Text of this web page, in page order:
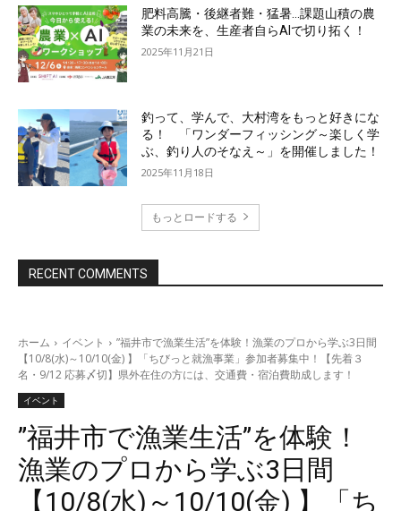
肥料高騰・後継者難・猛暑…課題山積の農
業の未来を、生産者自らAIで切り拓く！
2025年11月21日
釣って、学んで、大村湾をもっと好きにな
る！ 「ワンダーフィッシング～楽しく学
ぶ、釣り人のそなえ～」を開催しました！
2025年11月18日
もっとロードする
RECENT COMMENTS